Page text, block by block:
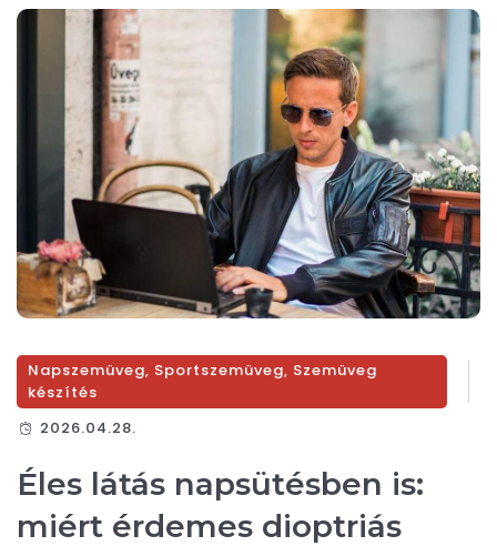
Napszemüveg, Sportszemüveg, Szemüveg
készítés
2026.04.28.
Éles látás napsütésben is:
miért érdemes dioptriás